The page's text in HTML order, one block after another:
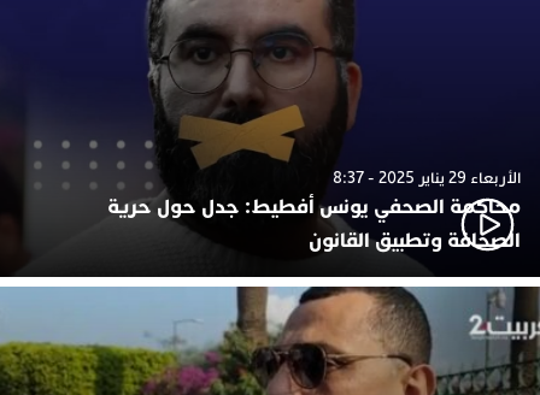
الأربعاء 29 يناير 2025 - 8:37
محاكمة الصحفي يونس أفطيط: جدل حول حرية
الصحافة وتطبيق القانون